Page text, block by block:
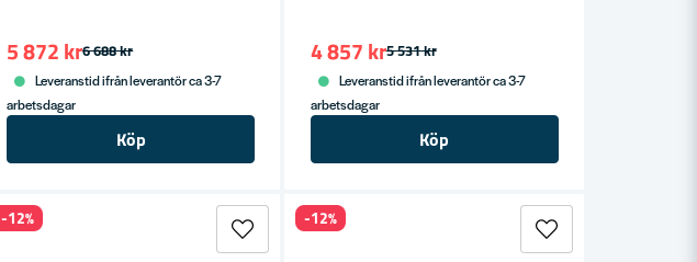
6 688 kr
5 872 kr
Leveranstid ifrån leverantör ca 3-7
arbetsdagar
Köp
5 531 kr
4 857 kr
Leveranstid ifrån leverantör ca 3-7
arbetsdagar
Köp
-12% -12%